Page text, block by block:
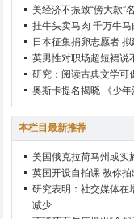
美经济不振致“傍大款”
挂牛头卖马肉 千万牛马
日本征集捐卵志愿者
英男性对职场超短裙说
研究：阅读古典文学可
奥斯卡提名揭晓 《少
本栏目最新推荐
美国俄克拉荷马州或实
英国开设自拍课 教你拍
研究表明：社交媒体在
减少